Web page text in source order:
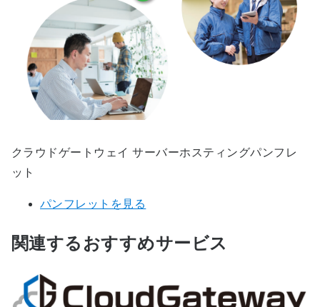
クラウドゲートウェイ サーバーホスティングパンフレ
ット
パンフレットを見る
関連するおすすめサービス